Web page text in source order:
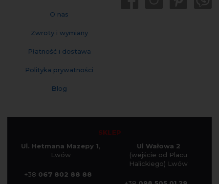
O nas
Zwroty i wymiany
Płatność i dostawa
Polityka prywatności
Blog
SKLEP
Ul. Hetmana Mazepy 1,
Lwów
+38 067 802 88 88
Ul Wałowa 2
(wejście od Placu
Halickiego) Lwów